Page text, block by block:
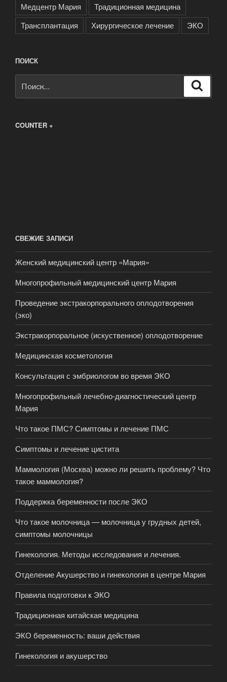
Медцентр Мария
Традиционная медицина
Трансплантация
Хирургическое лечение ЭКО
ПОИСК
COUNTER +
СВЕЖИЕ ЗАПИСИ
Женский медицинский центр «Мария»
Многопрофильный медицинский центр Мария
Проведение экстракорпорального оплодотворения
(эко)
Экстракорпоральное (искуственное) оплодотворение
Медицинская косметология
Консультация с эмбриологом во время ЭКО
Многопрофильный лечебно-диагностический центр
Мария
Что такое ПМС? Симптомы и лечение ПМС
Симптомы и лечение цистита
Маммология (Москва) можно ли решить проблему? Что
такое маммология?
Поддержка беременности после ЭКО
Что такое молочница — молочница у грудных детей,
симптомы молочницы
Гинекология. Методы исследования и лечения.
Отделение Акушерство и гинекология в центре Мария
Правила подготовки к ЭКО
Традиционная китайская медицина
ЭКО беременность: ваши действия
Гинекология и акушерство